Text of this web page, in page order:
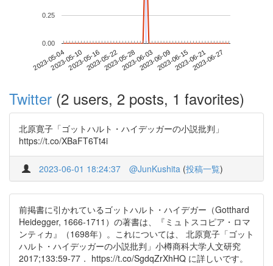
2023-05-042023-05-102023-05-162023-05-222023-05-282023-06-032023-06-092023-06-152023-06-212023-06-27
0.00
0.25
Twitter (2 users, 2 posts, 1 favorites)
北原寛子「ゴットハルト・ハイデッガーの小説批判」
https://t.co/XBaFT6Tt4i
2023-06-01 18:24:37 @JunKushita (投稿一覧)
前掲書に引かれているゴットハルト・ハイデガー（Gotthard
Heidegger, 1666-1711）の著書は、『ミュトスコピア・ロマ
ンティカ』（1698年）。これについては、 北原寛子「ゴット
ハルト・ハイデッガーの小説批判」小樽商科大学人文研究
2017;133:59-77． https://t.co/SgdqZrXhHQ に詳しいです。